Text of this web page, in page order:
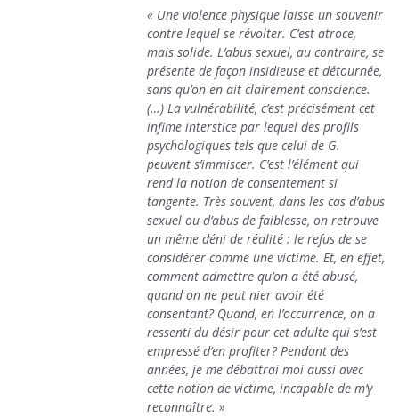
« Une violence physique laisse un souvenir
contre lequel se révolter. C’est atroce,
mais solide. L’abus sexuel, au contraire, se
présente de façon insidieuse et détournée,
sans qu’on en ait clairement conscience.
(…) La vulnérabilité, c’est précisément cet
infime interstice par lequel des profils
psychologiques tels que celui de G.
peuvent s’immiscer. C’est l’élément qui
rend la notion de consentement si
tangente. Très souvent, dans les cas d’abus
sexuel ou d’abus de faiblesse, on retrouve
un même déni de réalité : le refus de se
considérer comme une victime. Et, en effet,
comment admettre qu’on a été abusé,
quand on ne peut nier avoir été
consentant? Quand, en l’occurrence, on a
ressenti du désir pour cet adulte qui s’est
empressé d’en profiter? Pendant des
années, je me débattrai moi aussi avec
cette notion de victime, incapable de m’y
reconnaître. »